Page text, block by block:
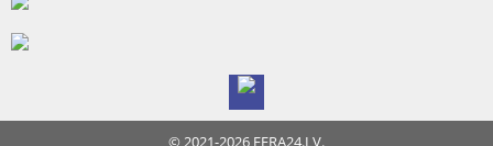
© 2021-2026 FERA24.LV.